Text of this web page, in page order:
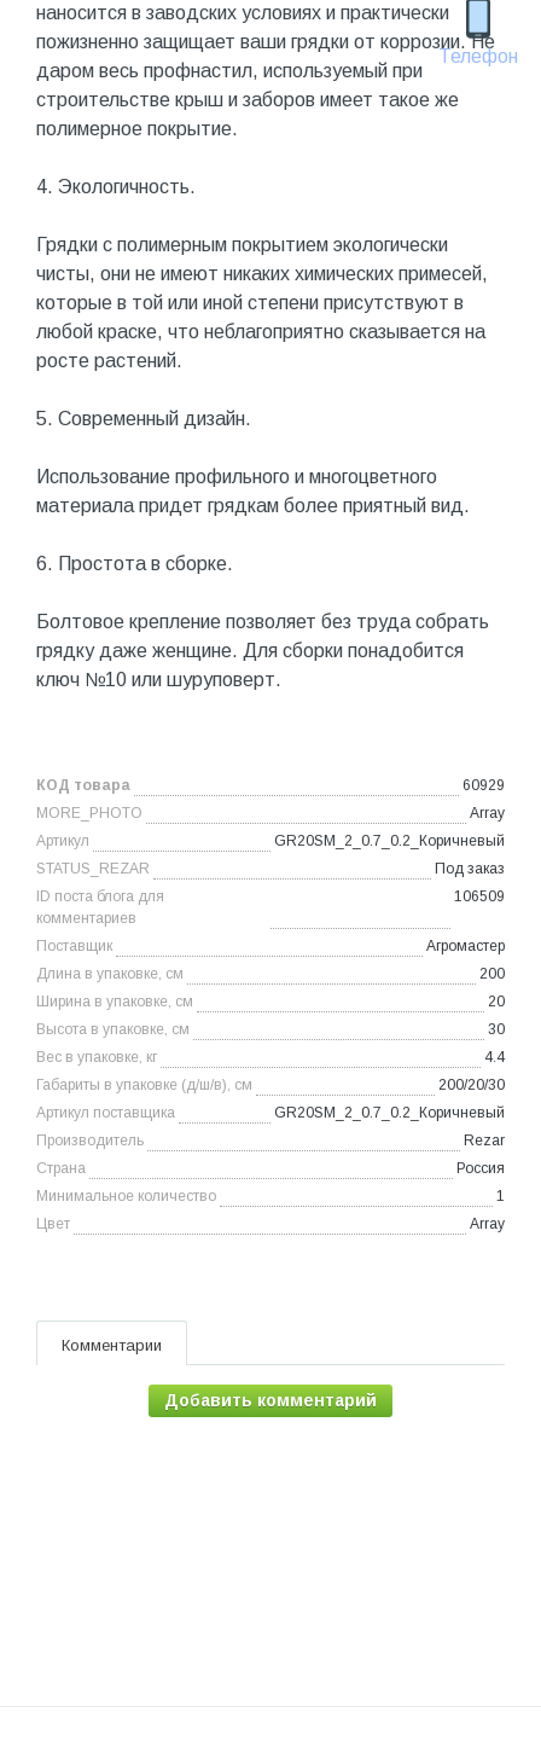
Телефон
наносится в заводских условиях и практически
пожизненно защищает ваши грядки от коррозии. Не
даром весь профнастил, используемый при
строительстве крыш и заборов имеет такое же
полимерное покрытие.
4. Экологичность.
Грядки с полимерным покрытием экологически
чисты, они не имеют никаких химических примесей,
которые в той или иной степени присутствуют в
любой краске, что неблагоприятно сказывается на
росте растений.
5. Современный дизайн.
Использование профильного и многоцветного
материала придет грядкам более приятный вид.
6. Простота в сборке.
Болтовое крепление позволяет без труда собрать
грядку даже женщине. Для сборки понадобится
ключ №10 или шуруповерт.
КОД товара
60929
MORE_PHOTO
Array
Артикул
GR20SM_2_0.7_0.2_Коричневый
STATUS_REZAR
Под заказ
ID поста блога для
комментариев
106509
Поставщик
Агромастер
Длина в упаковке, см
200
Ширина в упаковке, см
20
Высота в упаковке, см
30
Вес в упаковке, кг
4.4
Габариты в упаковке (д/ш/в), см
200/20/30
Артикул поставщика
GR20SM_2_0.7_0.2_Коричневый
Производитель
Rezar
Страна
Россия
Минимальное количество
1
Цвет
Array
Комментарии
Добавить комментарий